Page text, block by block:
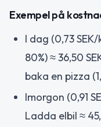
Exempel på
I dag (0,73
80%) ≈ 36,50
baka en pizza
Imorgon (0,91
Ladda elbil ≈